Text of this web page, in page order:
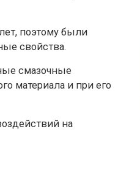
поэтому были
свойства.
смазочные
материала и при его
на